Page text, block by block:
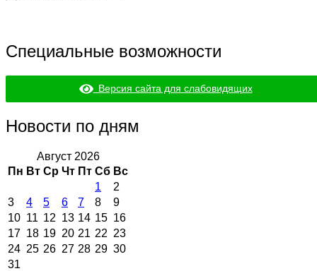
Специальные возможности
Версия сайта для слабовидящих
Новости по дням
Август 2026
Пн Вт Ср Чт Пт Сб Вс
1
2
3
4 5 6 7 8
9
10 11 12 13 14 15 16
17 18 19 20 21 22 23
24 25 26 27 28 29 30
31